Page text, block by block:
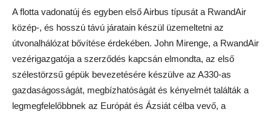
A flotta vadonatúj és egyben első Airbus típusát a RwandAir
közép-, és hosszú távú járatain készül üzemeltetni az
útvonalhálózat bővítése érdekében. John Mirenge, a RwandAir
vezérigazgatója a szerződés kapcsán elmondta, az első
szélestörzsű gépük bevezetésére készülve az A330-as
gazdaságosságát, megbízhatóságát és kényelmét találták a
legmegfelelőbbnek az Európát és Ázsiát célba vevő, a